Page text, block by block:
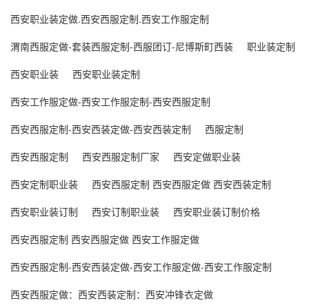
西安职业装定做.西安西服定制.西安工作服定制
渭南西服定做-套装西服定制-西服团订-尼博斯町西装
职业装定制
西安职业装
西安职业装定制
西安工作服定做-西安工作服定制-西安西服定制
西安西服定制-西安西装定做-西安西装定制
西服定制
西安西服定制
西安西服定制厂家
西安定做职业装
西安定制职业装
西安西服定制 西安西服定做 西安西装定制
西安职业装订制
西安订制职业装
西安职业装订制价格
西安西服定制 西安西服定做 西安工作服定做
西安西服定制-西安西装定做-西安工作服定做-西安工作服定制
西安西服定做：西安西装定制：西安冲锋衣定做